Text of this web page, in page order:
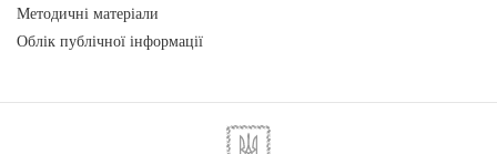
Методичні матеріали
Облік публічної інформації